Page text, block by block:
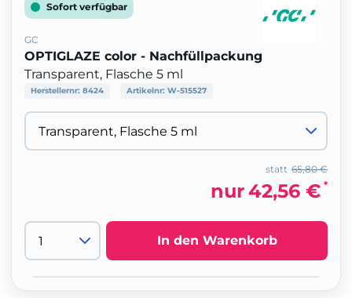
Sofort verfügbar
GC
OPTIGLAZE color - Nachfüllpackung
Transparent, Flasche 5 ml
Herstellernr: 8424 Artikelnr: W-515527
65,80 €
statt
nur42,56 € *
In den Warenkorb